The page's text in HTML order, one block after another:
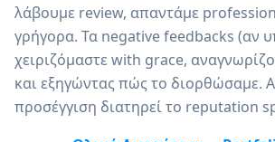
λάβουμε review, απαντάμε
γρήγορα. Τα negative feedbacks (αν
χειριζόμαστε with grace,
και εξηγώντας πώς το διορθώσαμε.
προσέγγιση διατηρεί το reputation